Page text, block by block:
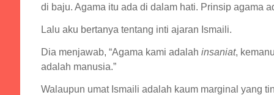
di baju. Agama itu ada di dalam hati. Prinsip agama
Lalu aku bertanya tentang inti ajaran Ismaili.
Dia menjawab, “Agama kami adalah insaniat,
adalah manusia.”
Walaupun umat Ismaili adalah kaum marginal yang